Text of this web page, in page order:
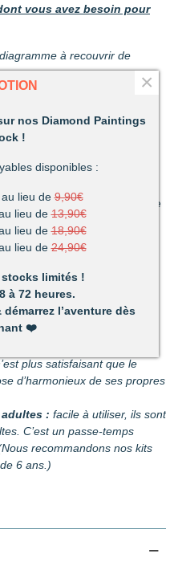
vous avez besoin pour
à recouvrir de
de ses propres mains.
en valent la peine !
qui vous permettront de
votre réalisation vous
avantages :
parfois être stressante.
votre attention du
plus satisfaisant que le
d’harmonieux de ses propres
: facile à utiliser, ils sont
C’est un passe-temps
recommandons nos kits
6 ans.)
nos Diamond Paintings
!
disponibles :
lieu de9,90€
lieu de 13,90€
lieu de18,90€
lieu de 24,90€
limités !
à 72 heures.
l’aventure dès
❤️
×